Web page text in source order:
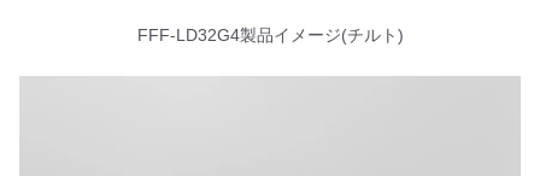
FFF-LD32G4製品イメージ(チルト)